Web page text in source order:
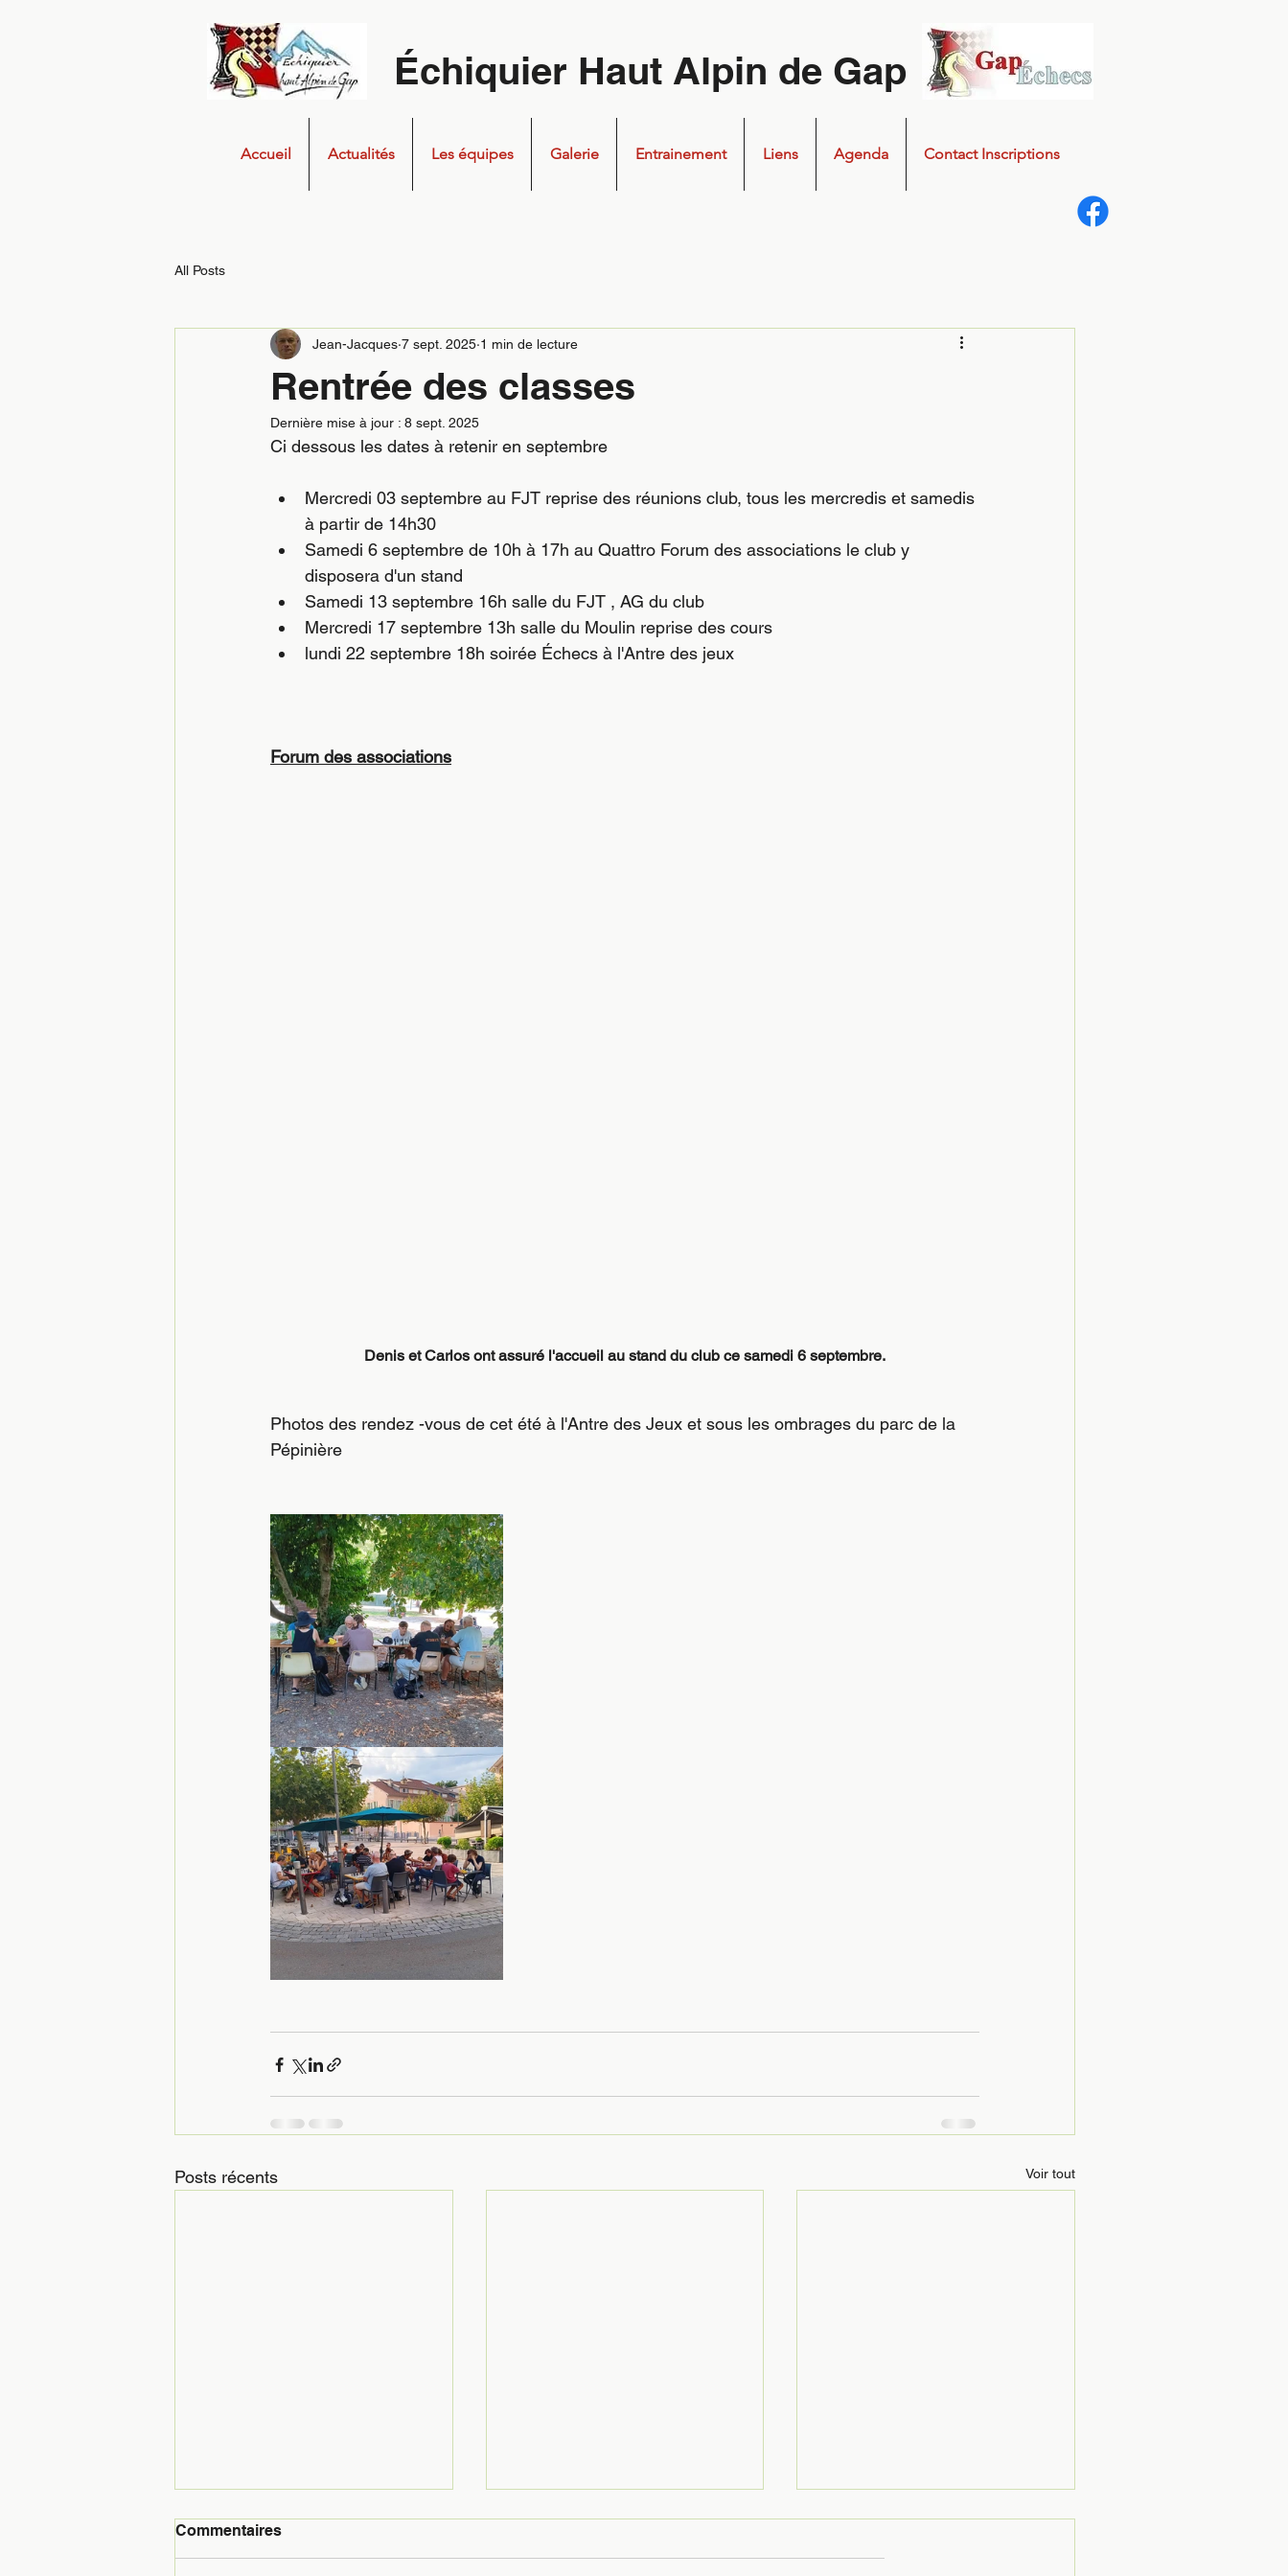
Échiquier Haut Alpin de Gap
Accueil Actualités Les équipes Galerie Entrainement Liens Agenda Contact Inscriptions
All Posts
Rentrée des classes
Jean-Jacques 7 sept. 2025 1 min de lecture
Dernière mise à jour : 8 sept. 2025
Ci dessous les dates à retenir en septembre
Mercredi 03 septembre au FJT reprise des réunions club, tous les mercredis et samedis
à partir de 14h30
Samedi 6 septembre de 10h à 17h au Quattro Forum des associations le club y
disposera d'un stand
Samedi 13 septembre 16h salle du FJT , AG du club
Mercredi 17 septembre 13h salle du Moulin reprise des cours
lundi 22 septembre 18h soirée Échecs à l'Antre des jeux
Forum des associations
Denis et Carlos ont assuré l'accueil au stand du club ce samedi 6 septembre.
Photos des rendez -vous de cet été à l'Antre des Jeux et sous les ombrages du parc de la
Pépinière
Posts récents Voir tout
Commentaires